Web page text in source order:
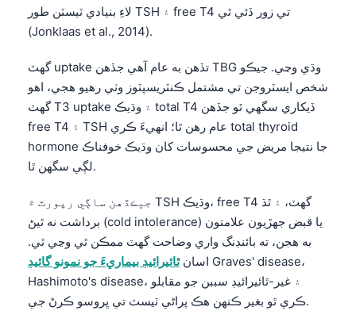
لاءِ بنيادي ٽيسٽن طور TSH ۽ free T4 تي زور ڏئي ٿي
(Jonklaas et al., 2014).
گهٽ uptake تڏهن به عام آهي جڏهن TBG وڌي وڃي. جيڪو
شخص ايسٽروجن تي مشتمل ڪنٽريسپٽوز وٺي رهيو هجي، اهو
گهٽ T3 uptake ۽ وڌيڪ total T4 ڏيکاري سگهي ٿو جڏهن
free T4 ۽ TSH عام رهن ٿا؛ انهيءَ ڪري total thyroid
hormone جا نتيجا مريض جي محسوسات کان وڌيڪ خوفناڪ
لڳي سگهن ٿا.
جيڪڏهن ساڳي رپورٽ ۾ TSH وڌيڪ، free T4 گهٽ، ۽ ٿڌ
برداشت نه ٿيڻ (cold intolerance) يا قبض جهڙيون علامتون
به هجن، ته بائنڊنگ واري وضاحت گهٽ ممڪن ٿي وڃي ٿي.
اسانٿائيرائيڊ بيماريءَ جو نمونو گائيڊ
Graves' disease،
Hashimoto's disease، ۽ غير-ٿائيرائيڊ سببن جو مقابلو
ڪري ٿو بغير ڪنهن هڪ پراڻي ٽيسٽ تي ڀروسو ڪرڻ جي.